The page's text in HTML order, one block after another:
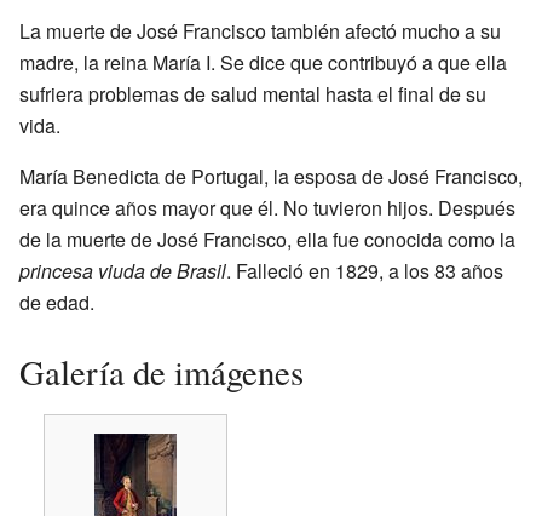
La muerte de José Francisco también afectó mucho a su
madre, la reina María I. Se dice que contribuyó a que ella
sufriera problemas de salud mental hasta el final de su
vida.
María Benedicta de Portugal, la esposa de José Francisco,
era quince años mayor que él. No tuvieron hijos. Después
de la muerte de José Francisco, ella fue conocida como la
princesa viuda de Brasil. Falleció en 1829, a los 83 años
de edad.
Galería de imágenes